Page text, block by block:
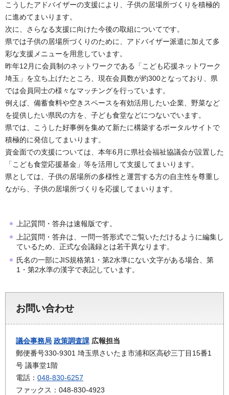
こうしたアドバイザーの支援により、子供の居場所づくりを積極的
に進めてまいります。
次に、さらなる支援に向けた今後の取組についてです。
県では子供の居場所づくりのために、アドバイザー派遣に加えて多
彩な支援メニューを用意しています。
昨年12月に会員制のネットワークである「こども応援ネットワーク
埼玉」を立ち上げたところ、現在会員数が約300となっており、県
では会員同士の様々なマッチングを行っています。
例えば、備蓄食料や空きスペースを有効活用したい企業、野菜など
を提供したい県民の方を、子ども食堂などにつないでいます。
県では、こうした好事例を集めて新たに構築するポータルサイトで
積極的に発信してまいります。
資金面での支援については、本年6月に県社会福祉協議会が設置した
「こども食堂応援基金」等を活用して支援してまいります。
県としては、子供の居場所の多様性と運営する方の自主性を尊重し
ながら、子供の居場所づくりを応援してまいります。
上記質問・答弁は速報版です。
上記質問・答弁は、一問一答形式でご覧いただけるように編集し
ているため、正式な会議録とは若干異なります。
氏名の一部にJIS規格第1・第2水準にない文字がある場合、第
1・第2水準の漢字で表記しています。
お問い合わせ
議会事務局 政策調査課 広報担当
郵便番号330-9301 埼玉県さいたま市浦和区高砂三丁目15番1
号 議事堂1階
電話： 048-830-6257
ファックス：048-830-4923